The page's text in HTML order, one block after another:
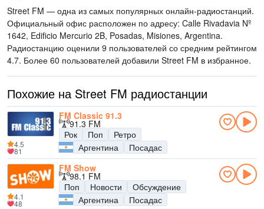
Street FM — одна из самых популярных онлайн-радиостанций.
Официальный офис расположен по адресу: Calle Rivadavia Nº
1642, Edificio Mercurio 2B, Posadas, Misiones, Argentina.
Радиостанцию оценили 9 пользователей со средним рейтингом
4.7. Более 60 пользователей добавили Street FM в избранное.
Похожие на Street FM радиостанции
FM Classic 91.3
91.3 FM
Рок
Поп
Ретро
Аргентина
Посадас
4.5
81
FM Show
98.1 FM
Поп
Новости
Обсуждение
Аргентина
Посадас
4.1
48